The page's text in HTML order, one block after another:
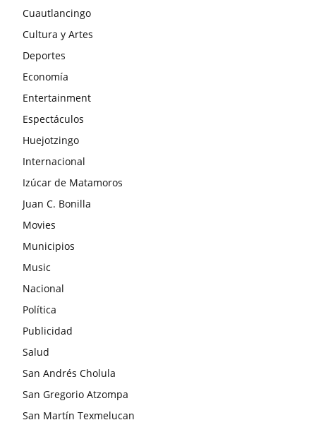
Cuautlancingo
Cultura y Artes
Deportes
Economía
Entertainment
Espectáculos
Huejotzingo
Internacional
Izúcar de Matamoros
Juan C. Bonilla
Movies
Municipios
Music
Nacional
Política
Publicidad
Salud
San Andrés Cholula
San Gregorio Atzompa
San Martín Texmelucan